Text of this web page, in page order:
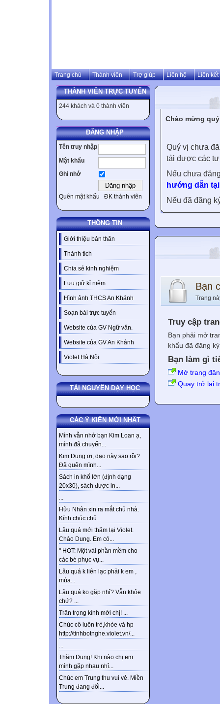
Trang chủ Thành viên Trợ giúp Liên hệ Liên kết
THÀNH VIÊN TRỰC TUYẾN
244 khách và 0 thành viên
ĐĂNG NHẬP
Tên truy nhập
Mật khẩu
Ghi nhớ
Quên mật khẩu ĐK thành viên
THÔNG TIN
Giới thiệu bản thân
Thành tích
Chia sẻ kinh nghiệm
Lưu giữ kỉ niệm
Hình ảnh THCS An Khánh
Soạn bài trực tuyến
Website của GV Ngữ văn.
Website của GV An Khánh
Violet Hà Nội
TÀI NGUYÊN DẠY HỌC
CÁC Ý KIẾN MỚI NHẤT
Mình vẫn nhớ bạn Kim Loan ạ,
mình đã chuyển...
Kim Dung ơi, dạo này sao rồi?
Đã quên mình...
Sách in khổ lớn (định dạng
20x30), sách được in...
...
Hữu Nhân xin ra mắt chủ nhà.
Kính chúc chủ...
Lâu quá mới thăm lại Violet.
Chào Dung. Em có...
" HOT: Một vài phần mềm cho
các bé phục vụ...
Lâu quá k liên lạc phải k em ,
mùa...
Lâu quá ko gặp nhỉ? Vẫn khỏe
chứ? ...
Trân trọng kính mời chị! ...
Chúc cô luôn trẻ,khỏe và hp
http://tinhbotnghe.violet.vn/...
...
Thăm Dung! Khi nào chị em
mình gặp nhau nhỉ...
Chúc em Trung thu vui vẻ. Miền
Trung đang đối...
Chào mừng
Quý vị chưa
tải được các
Nếu chưa
hướng dẫn
Nếu đã đăng
Bạn
Trang
Truy cập
Bạn phải mở
khẩu đã đăng
Bạn làm gì
Mở trang
Quay trở lại